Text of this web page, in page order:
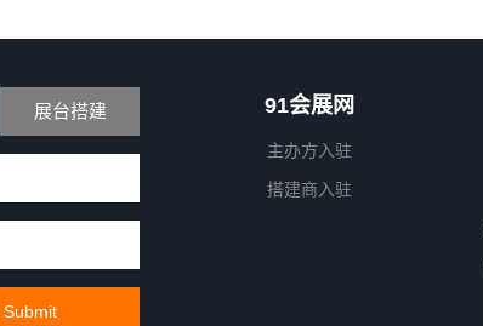
展台搭建 91会展网
主办方入驻
搭建商入驻